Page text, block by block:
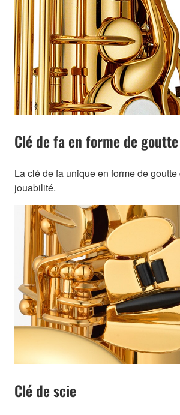
Clé de fa en forme de
La clé de fa unique en forme de
jouabilité.
Clé de scie